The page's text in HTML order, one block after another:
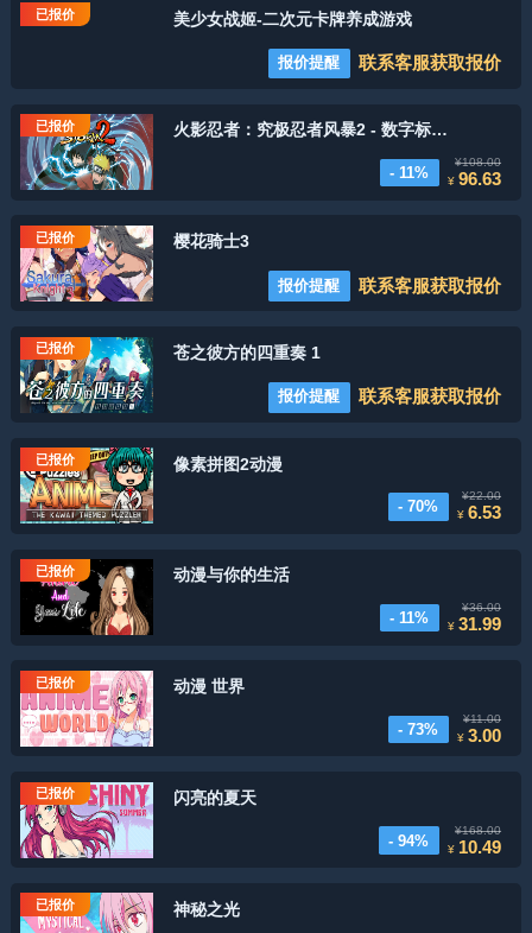
已报价 美少女战姬-二次元卡牌养成游戏
报价提醒 联系客服获取报价
已报价 火影忍者：究极忍者风暴2 - 数字标准版
- 11%
¥108.00
¥96.63
已报价 樱花骑士3
报价提醒 联系客服获取报价
已报价 苍之彼方的四重奏 1
报价提醒 联系客服获取报价
已报价 像素拼图2动漫
- 70%
¥22.00
¥6.53
已报价 动漫与你的生活
- 11%
¥36.00
¥31.99
已报价 动漫 世界
- 73%
¥11.00
¥3.00
已报价 闪亮的夏天
- 94%
¥168.00
¥ 10.49
已报价 神秘之光